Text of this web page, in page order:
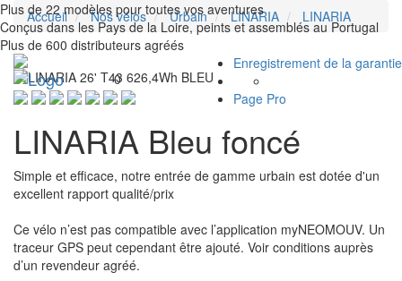
Plus de 22 modèles pour toutes vos aventures
Conçus dans les Pays de la Loire, peints et assemblés au Portugal
Plus de 600 distributeurs agréés
Enregistrement de la garantie
Page Pro
Toggle
navigation
0
Accueil Nos vélos Urbain LINARIA LINARIA
LINARIA Bleu foncé
Simple et efficace, notre entrée de gamme urbain est dotée d'un
excellent rapport qualité/prix
Ce vélo n’est pas compatible avec l’application myNEOMOUV. Un
traceur GPS peut cependant être ajouté. Voir conditions auprès
d’un revendeur agréé.